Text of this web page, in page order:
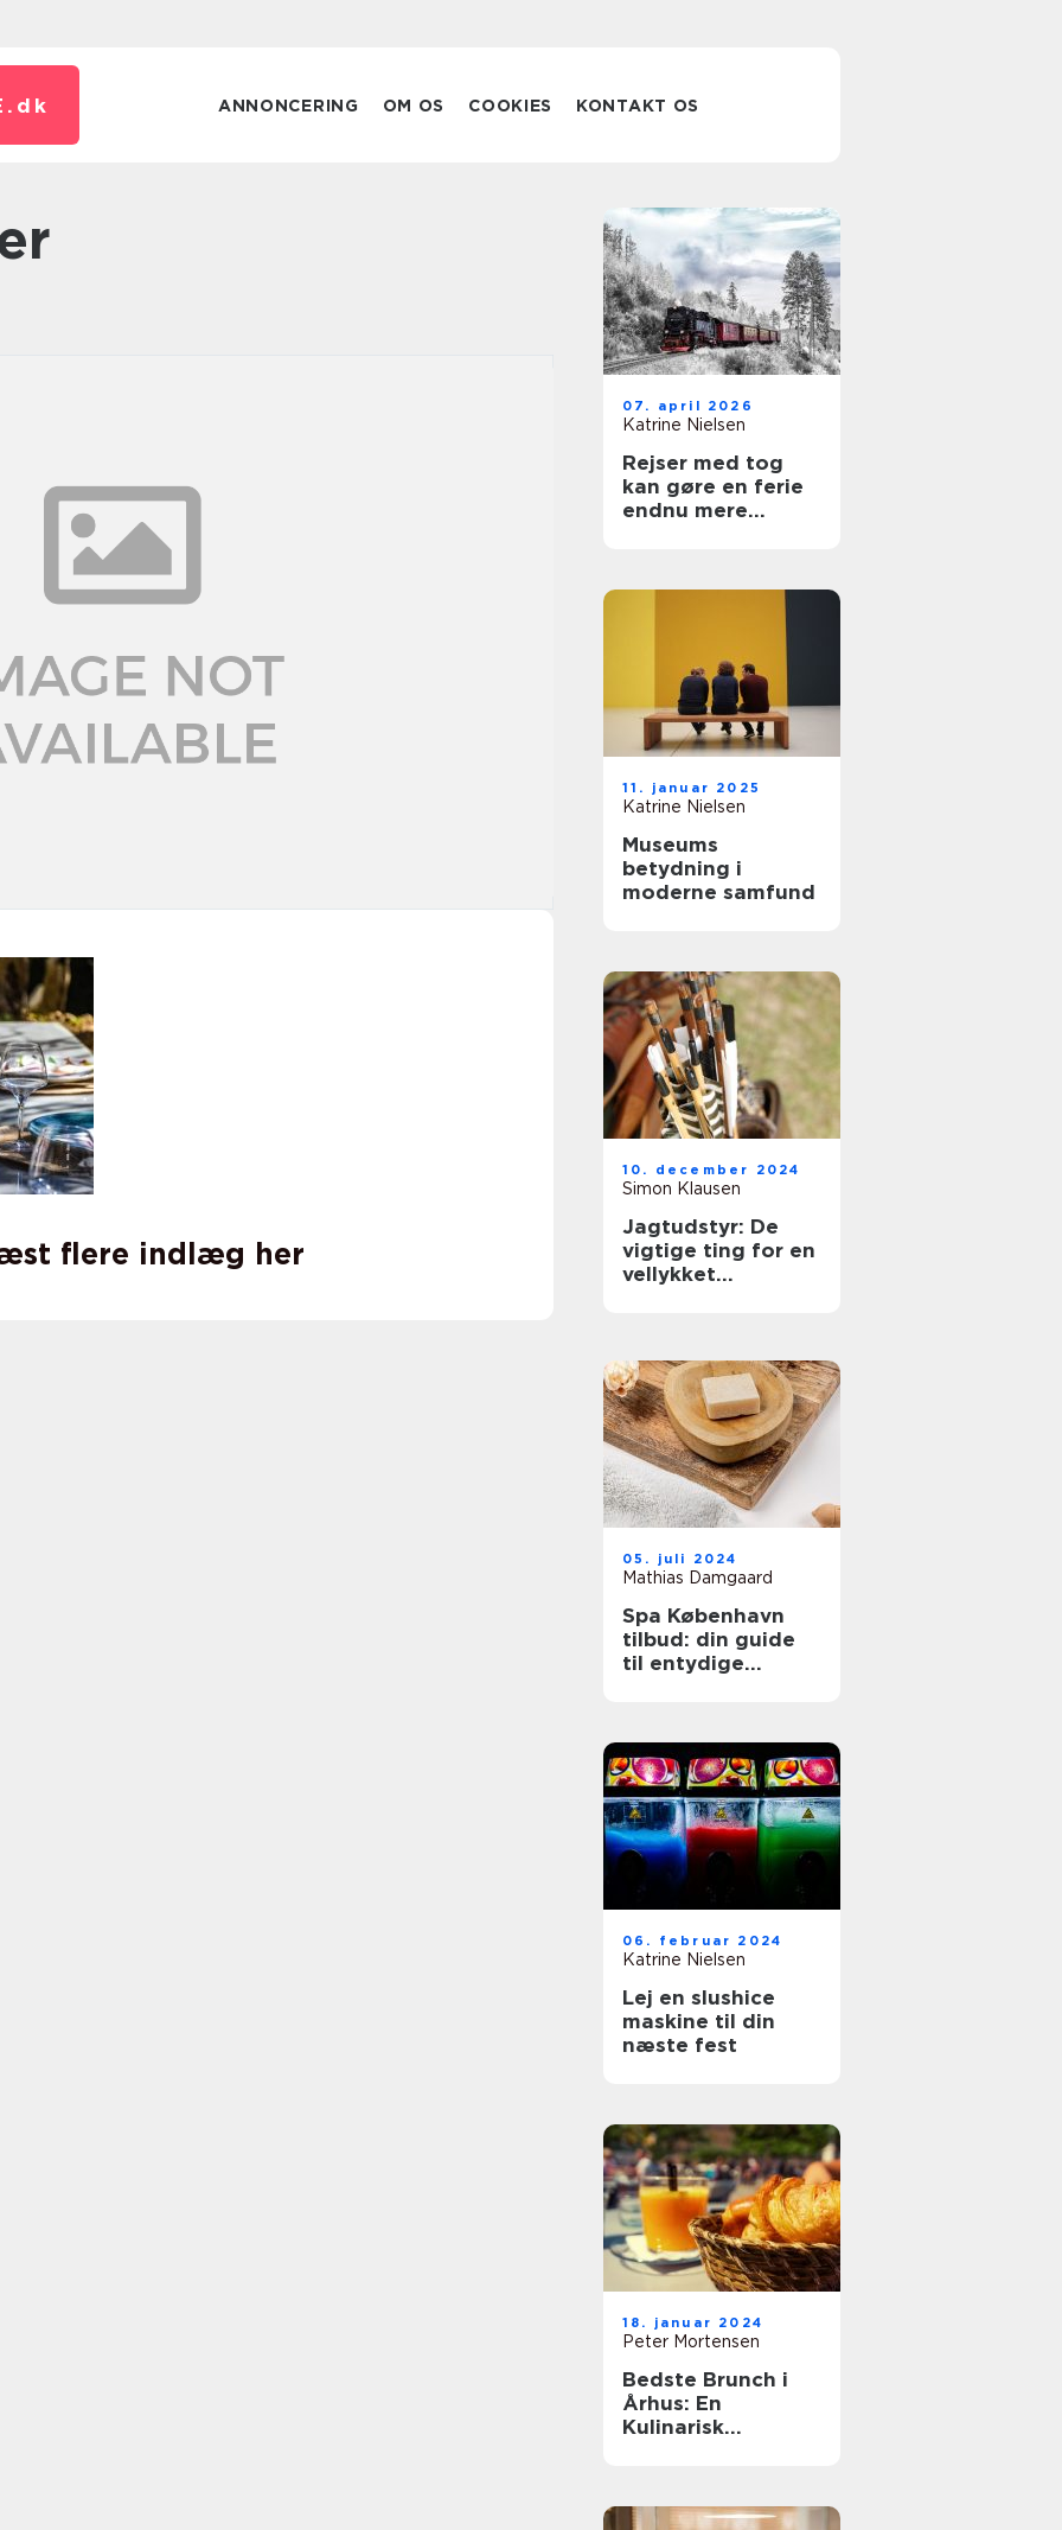
dk ANNONCERING OM OS COOKIES KONTAKT OS
flere indlæg her
07. april 2026
Katrine Nielsen
Rejser med tog
kan gøre en ferie
endnu mere
11. januar 2025
Katrine Nielsen
Museums
betydning i
moderne samfund
10. december 2024
Simon Klausen
Jagtudstyr: De
vigtige ting for en
vellykket
05. juli 2024
Mathias Damgaard
Spa København
tilbud: din guide
til entydige
06. februar 2024
Katrine Nielsen
Lej en slushice
maskine til din
næste fest
18. januar 2024
Peter Mortensen
Bedste Brunch i
Århus: En
Kulinarisk